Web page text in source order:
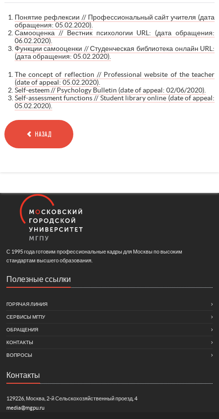
Понятие рефлексии // Профессиональный сайт учителя (дата
обращения: 05.02.2020).
Самооценка // Вестник психологии URL: (дата обращения:
06.02.2020).
Функции самооценки // Студенческая библиотека онлайн URL:
(дата обращения: 05.02.2020).
The concept of reflection // Professional website of the teacher
(date of appeal: 05.02.2020).
Self-esteem // Psychology Bulletin (date of appeal: 02/06/2020).
Self-assessment functions // Student library online (date of appeal:
05.02.2020).
НАЗАД
С 1995 года готовим профессиональные кадры для Москвы по высоким
стандартам высшего образования.
Полезные ссылки
ГОРЯЧАЯ ЛИНИЯ
СЕРВИСЫ МГПУ
ОБРАЩЕНИЯ
КОНТАКТЫ
ВОПРОСЫ
Контакты
129226, Москва, 2-й Сельскохозяйственный проезд, 4
media@mgpu.ru